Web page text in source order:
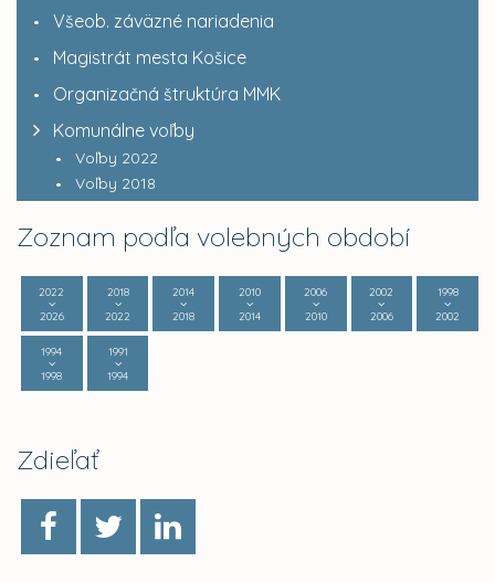
Všeob. záväzné nariadenia
Magistrát mesta Košice
Organizačná štruktúra MMK
Komunálne voľby
Voľby 2022
Voľby 2018
Zoznam podľa volebných období
2022
2026
2018
2022
2014
2018
2010
2014
2006
2010
2002
2006
1998
2002
1994
1998
1991
1994
Zdieľať